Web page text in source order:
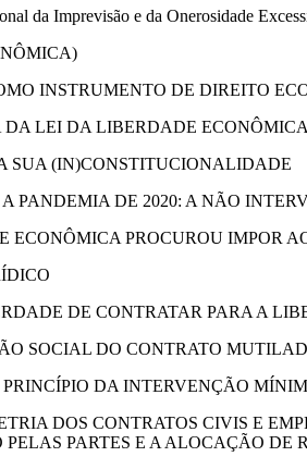
da Imprevisão e da Onerosidade
INSTRUMENTO DE DIREITO
LEI DA LIBERDADE
SUA (IN)CONSTITUCIONALIDADE
PANDEMIA DE 2020: A NÃO
PROCUROU IMPOR
DE CONTRATAR PARA A
SOCIAL DO CONTRATO
PRINCÍPIO DA INTERVENÇÃO
DOS CONTRATOS CIVIS E
PARTES E A ALOCAÇÃO DE